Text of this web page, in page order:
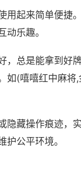
用起来简单便捷
乐趣。
，总是能拿到好
如(嘻嘻红中麻将,
隐藏操作痕迹，
公平环境。